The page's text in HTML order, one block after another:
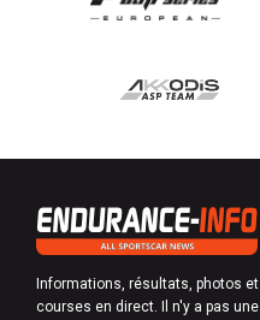
Informations, résultats, photos et
courses en direct. Il n'y a pas une